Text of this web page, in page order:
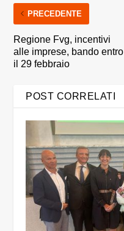
PRECEDENTE
Regione Fvg, incentivi
alle imprese, bando entro
il 29 febbraio
POST CORRELATI